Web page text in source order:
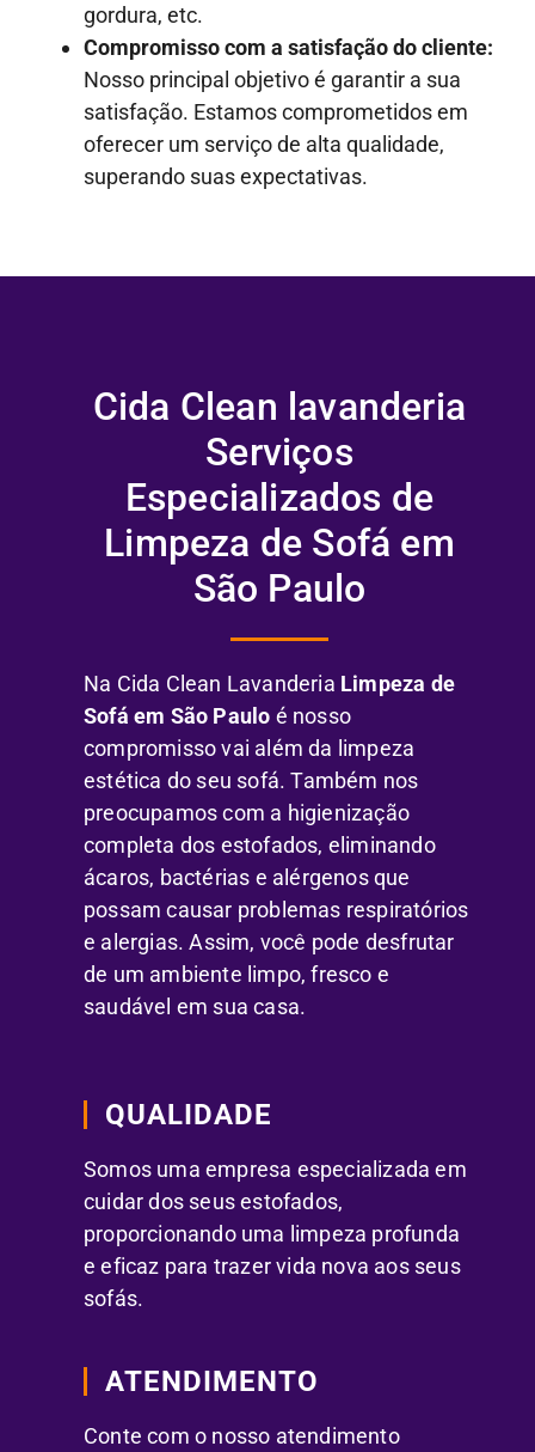
gordura, etc.
Compromisso com a satisfação do cliente:
Nosso principal objetivo é garantir a sua
satisfação. Estamos comprometidos em
oferecer um serviço de alta qualidade,
superando suas expectativas.
Cida Clean lavanderia
Serviços
Especializados de
Limpeza de Sofá em
São Paulo
Na Cida Clean Lavanderia Limpeza de
Sofá em São Paulo é nosso
compromisso vai além da limpeza
estética do seu sofá. Também nos
preocupamos com a higienização
completa dos estofados, eliminando
ácaros, bactérias e alérgenos que
possam causar problemas respiratórios
e alergias. Assim, você pode desfrutar
de um ambiente limpo, fresco e
saudável em sua casa.
QUALIDADE
Somos uma empresa especializada em
cuidar dos seus estofados,
proporcionando uma limpeza profunda
e eficaz para trazer vida nova aos seus
sofás.
ATENDIMENTO
Conte com o nosso atendimento